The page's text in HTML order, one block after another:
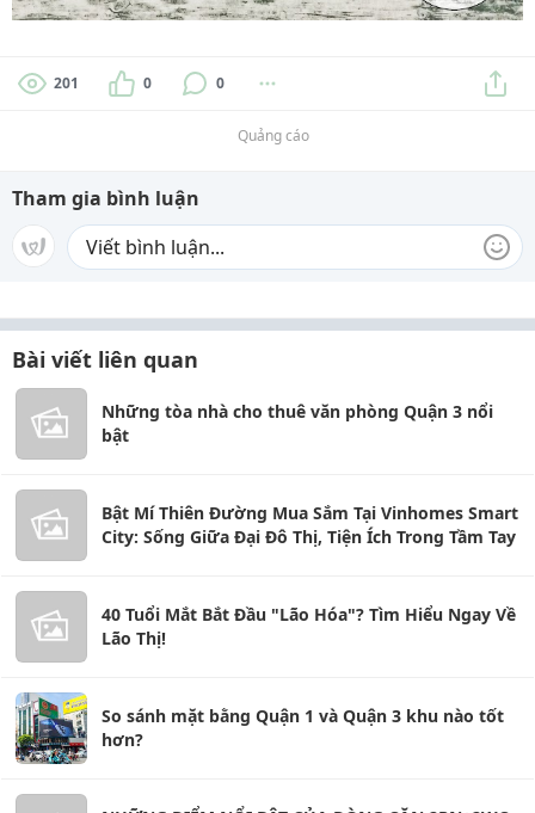
201 0 0
Quảng cáo
Tham gia bình luận
Bài viết liên quan
Những tòa nhà cho thuê văn phòng Quận 3 nổi
bật
Bật Mí Thiên Đường Mua Sắm Tại Vinhomes Smart
City: Sống Giữa Đại Đô Thị, Tiện Ích Trong Tầm Tay
40 Tuổi Mắt Bắt Đầu "Lão Hóa"? Tìm Hiểu Ngay Về
Lão Thị!
So sánh mặt bằng Quận 1 và Quận 3 khu nào tốt
hơn?